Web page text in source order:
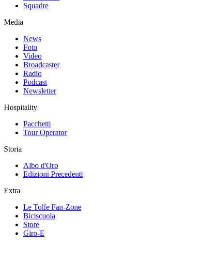
Squadre
Media
News
Foto
Video
Broadcaster
Radio
Podcast
Newsletter
Hospitality
Pacchetti
Tour Operator
Storia
Albo d'Oro
Edizioni Precedenti
Extra
Le Tolfe Fan-Zone
Biciscuola
Store
Giro-E